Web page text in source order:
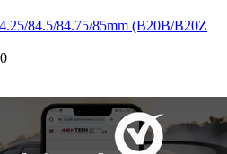
84.5/84.75/85mm (B20B/B20Z